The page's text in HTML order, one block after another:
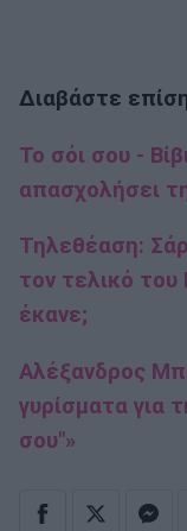
Διαβάστε
Το σόι σου -
απασχολήσει
Τηλεθέαση:
τον τελικό
έκανε;
Αλέξανδρος
γυρίσματα για
σου"»